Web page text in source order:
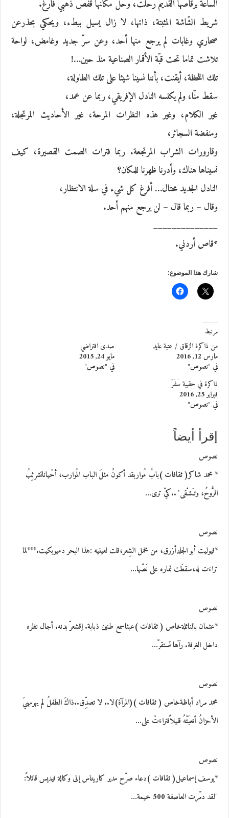
السّاعة برقاصها القديم رحلت، وحل مكانها قفص ذهبي فارغ.
شريط الشّاشة المثبتة، ذاتها، لا زال يسيل ببطء، ويحكي بحذرعن
صحاري وغابات لم يرجع منها أحد، وعن سرّ جديد وغامض، لواحة
تلاشت تماما تحت قبّة الأقمار الصناعية منذ حين…!
تلك اللحظة، أيقنت، بأننا نسينا شيئا على تلك الطاولة،
سقط منّا، ولم يكنسه النادل الإفريقي، ربما عن عمد،
غير الكلام، وغير هذه النظرات المرحة، غير الأحاديث المرتجلة،
ومنفضة السجائر،
وقارورات الشراب المرتجعة. ربما فترات الصمت القصيرة، كيف
نسيناها هناك، وأدرنا ظهرنا للمكان؟
النادل الجديد محتال… أفرغ كل شيء في سلة الانتظار،
وقال – ربما قال – لن يرجع منهم أحد.
______________
*قاص أردني.
شارك هذا الموضوع:
مرتبط
من ذاكرة الزقاق / عتبة عايد
مارس 12, 2016
في "نصوص"
صدى افتراضي
مايو 24, 2015
في "نصوص"
ذاكرة في حقيبة سَفَرْ
فبراير 25, 2016
في "نصوص"
إقرأ أيضاً
نصوص
* محمد شاكر( ثقافات )بابٌ مُواربقد أكونُ مثلَ الباب المُوارب، أحْياناتشرئِبُ
الرُّوحُ، وتـَشـْقى' ..كيْ ترى…
نصوص
*فيوليت أبو الجلدأزرق، من مخمل الشِعر،قلت لعينيه :هذا البحر دميوبكيت.***لما
تراءَت له،سقطَت ثماره على نَصّها…
نصوص
*عثمان بالنائلةخاص ( ثقافات )عبثاسمع طنين ذبابة. اِقشعرّ بدنه. أجال نظره
داخل الغرفة. رآها تستقرّ…
نصوص
محمد مراد أباظةخاص ( ثقافات )(المرآة)لا.. لا تصدِّق..ذاكَ الطفلُ لم يهرمهيَ
الأحزانُ أتعبَتْهُ قليلاًفتراءَتْ على…
نصوص
*يوسف إسماعيل( ثقافات )دعاء صرّح مدير كاريتاس إلى وكالة فيديس قائلاً:
"لقد دمّرت العاصفة 500 خيمة…